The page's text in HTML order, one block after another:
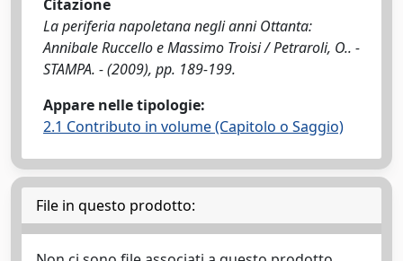
Citazione
La periferia napoletana negli anni Ottanta:
Annibale Ruccello e Massimo Troisi / Petraroli, O.. -
STAMPA. - (2009), pp. 189-199.
Appare nelle tipologie:
2.1 Contributo in volume (Capitolo o Saggio)
File in questo prodotto: